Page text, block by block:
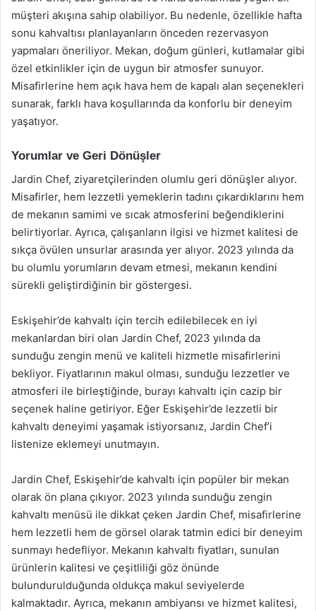
müşteri akışına sahip olabiliyor. Bu nedenle, özellikle hafta
sonu kahvaltısı planlayanların önceden rezervasyon
yapmaları öneriliyor. Mekan, doğum günleri, kutlamalar gibi
özel etkinlikler için de uygun bir atmosfer sunuyor.
Misafirlerine hem açık hava hem de kapalı alan seçenekleri
sunarak, farklı hava koşullarında da konforlu bir deneyim
yaşatıyor.
Yorumlar ve Geri Dönüşler
Jardin Chef, ziyaretçilerinden olumlu geri dönüşler alıyor.
Misafirler, hem lezzetli yemeklerin tadını çıkardıklarını hem
de mekanın samimi ve sıcak atmosferini beğendiklerini
belirtiyorlar. Ayrıca, çalışanların ilgisi ve hizmet kalitesi de
sıkça övülen unsurlar arasında yer alıyor. 2023 yılında da
bu olumlu yorumların devam etmesi, mekanın kendini
sürekli geliştirdiğinin bir göstergesi.
Eskişehir’de kahvaltı için tercih edilebilecek en iyi
mekanlardan biri olan Jardin Chef, 2023 yılında da
sunduğu zengin menü ve kaliteli hizmetle misafirlerini
bekliyor. Fiyatlarının makul olması, sunduğu lezzetler ve
atmosferi ile birleştiğinde, burayı kahvaltı için cazip bir
seçenek haline getiriyor. Eğer Eskişehir’de lezzetli bir
kahvaltı deneyimi yaşamak istiyorsanız, Jardin Chef’i
listenize eklemeyi unutmayın.
Jardin Chef, Eskişehir’de kahvaltı için popüler bir mekan
olarak ön plana çıkıyor. 2023 yılında sunduğu zengin
kahvaltı menüsü ile dikkat çeken Jardin Chef, misafirlerine
hem lezzetli hem de görsel olarak tatmin edici bir deneyim
sunmayı hedefliyor. Mekanın kahvaltı fiyatları, sunulan
ürünlerin kalitesi ve çeşitliliği göz önünde
bulundurulduğunda oldukça makul seviyelerde
kalmaktadır. Ayrıca, mekanın ambiyansı ve hizmet kalitesi,